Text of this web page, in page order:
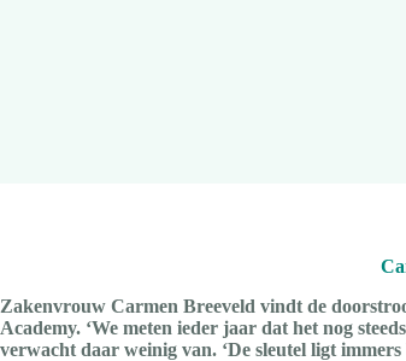
Zakenvrouw Carmen Breeveld vindt de
Academy. ‘We meten ieder jaar dat het nog
verwacht daar weinig van. ‘De sleutel ligt